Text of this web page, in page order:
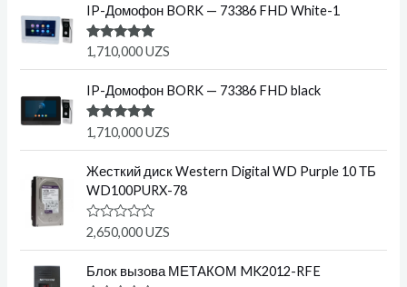
IP-Домофон BORK — 73386 FHD White-1
Оценка
5.00
из 5
1,710,000UZS
IP-Домофон BORK — 73386 FHD black
Оценка
5.00
из 5
1,710,000UZS
Жесткий диск Western Digital WD Purple 10 ТБ
WD100PURX-78
О
ц
н
2,650,000UZS
Блок вызова МЕТАКОМ MK2012-RFE